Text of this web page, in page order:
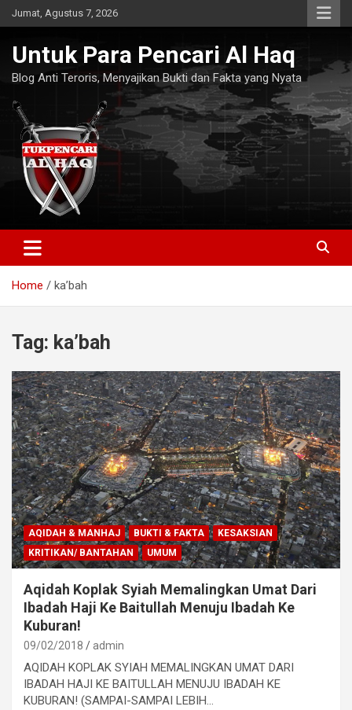
Skip
to
Jumat, Agustus 7, 2026
Untuk Para Pencari Al Haq
Blog Anti Teroris, Menyajikan Bukti dan Fakta yang Nyata
Home ka’bah
Tag: ka’bah
AQIDAH & MANHAJ BUKTI & FAKTA
KESAKSIAN
KRITIKAN/ BANTAHAN
UMUM
Aqidah Koplak Syiah Memalingkan Umat Dari
Ibadah Haji Ke Baitullah Menuju Ibadah Ke
Kuburan!
09/02/2018 admin
AQIDAH KOPLAK SYIAH MEMALINGKAN UMAT DARI
IBADAH HAJI KE BAITULLAH MENUJU IBADAH KE
KUBURAN! (SAMPAI-SAMPAI LEBIH…